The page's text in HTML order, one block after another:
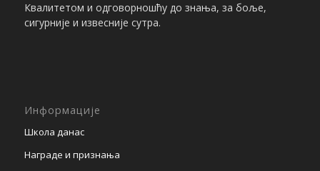
Квалитетом и одговорношћу до знања, за боље,
сигурније и извесније сутра.
Информације
Школа данас
Награде и признања